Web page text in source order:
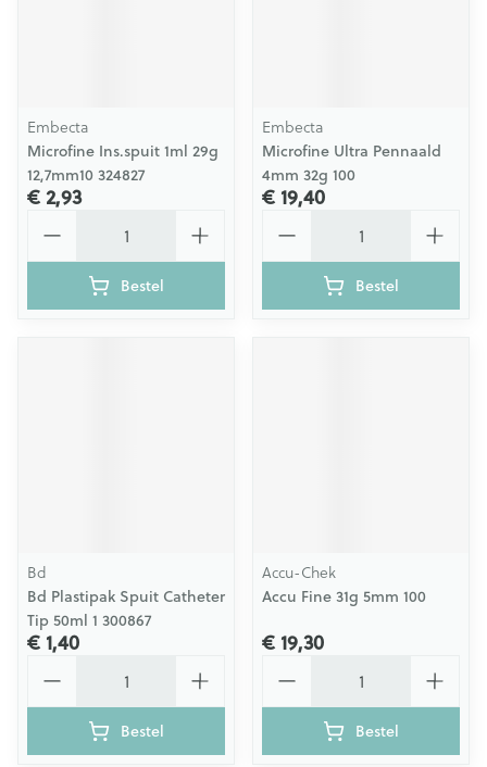
Embecta
Microfine Ins.spuit 1ml 29g
12,7mm10 324827
€ 2,93
Bestel
Embecta
Microfine Ultra Pennaald
4mm 32g 100
€ 19,40
Bestel
Bd
Bd Plastipak Spuit Catheter
Tip 50ml 1 300867
€ 1,40
Bestel
Accu-Chek
Accu Fine 31g 5mm 100
€ 19,30
Bestel